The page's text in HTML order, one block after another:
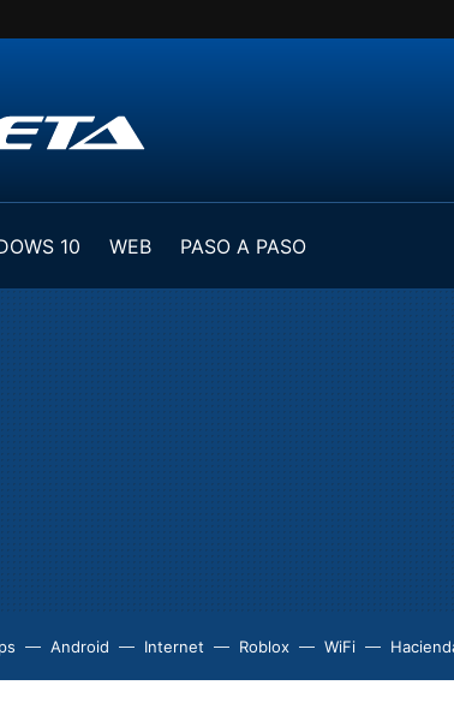
10 WEB
PASO A PASO
Android Internet Roblox WiFi